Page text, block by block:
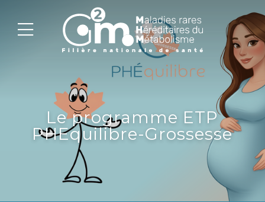
Le programme ETP
PHEquilibre-Grossesse